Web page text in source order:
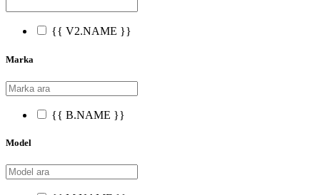
{{ V2.NAME }}
Marka
{{ B.NAME }}
Model